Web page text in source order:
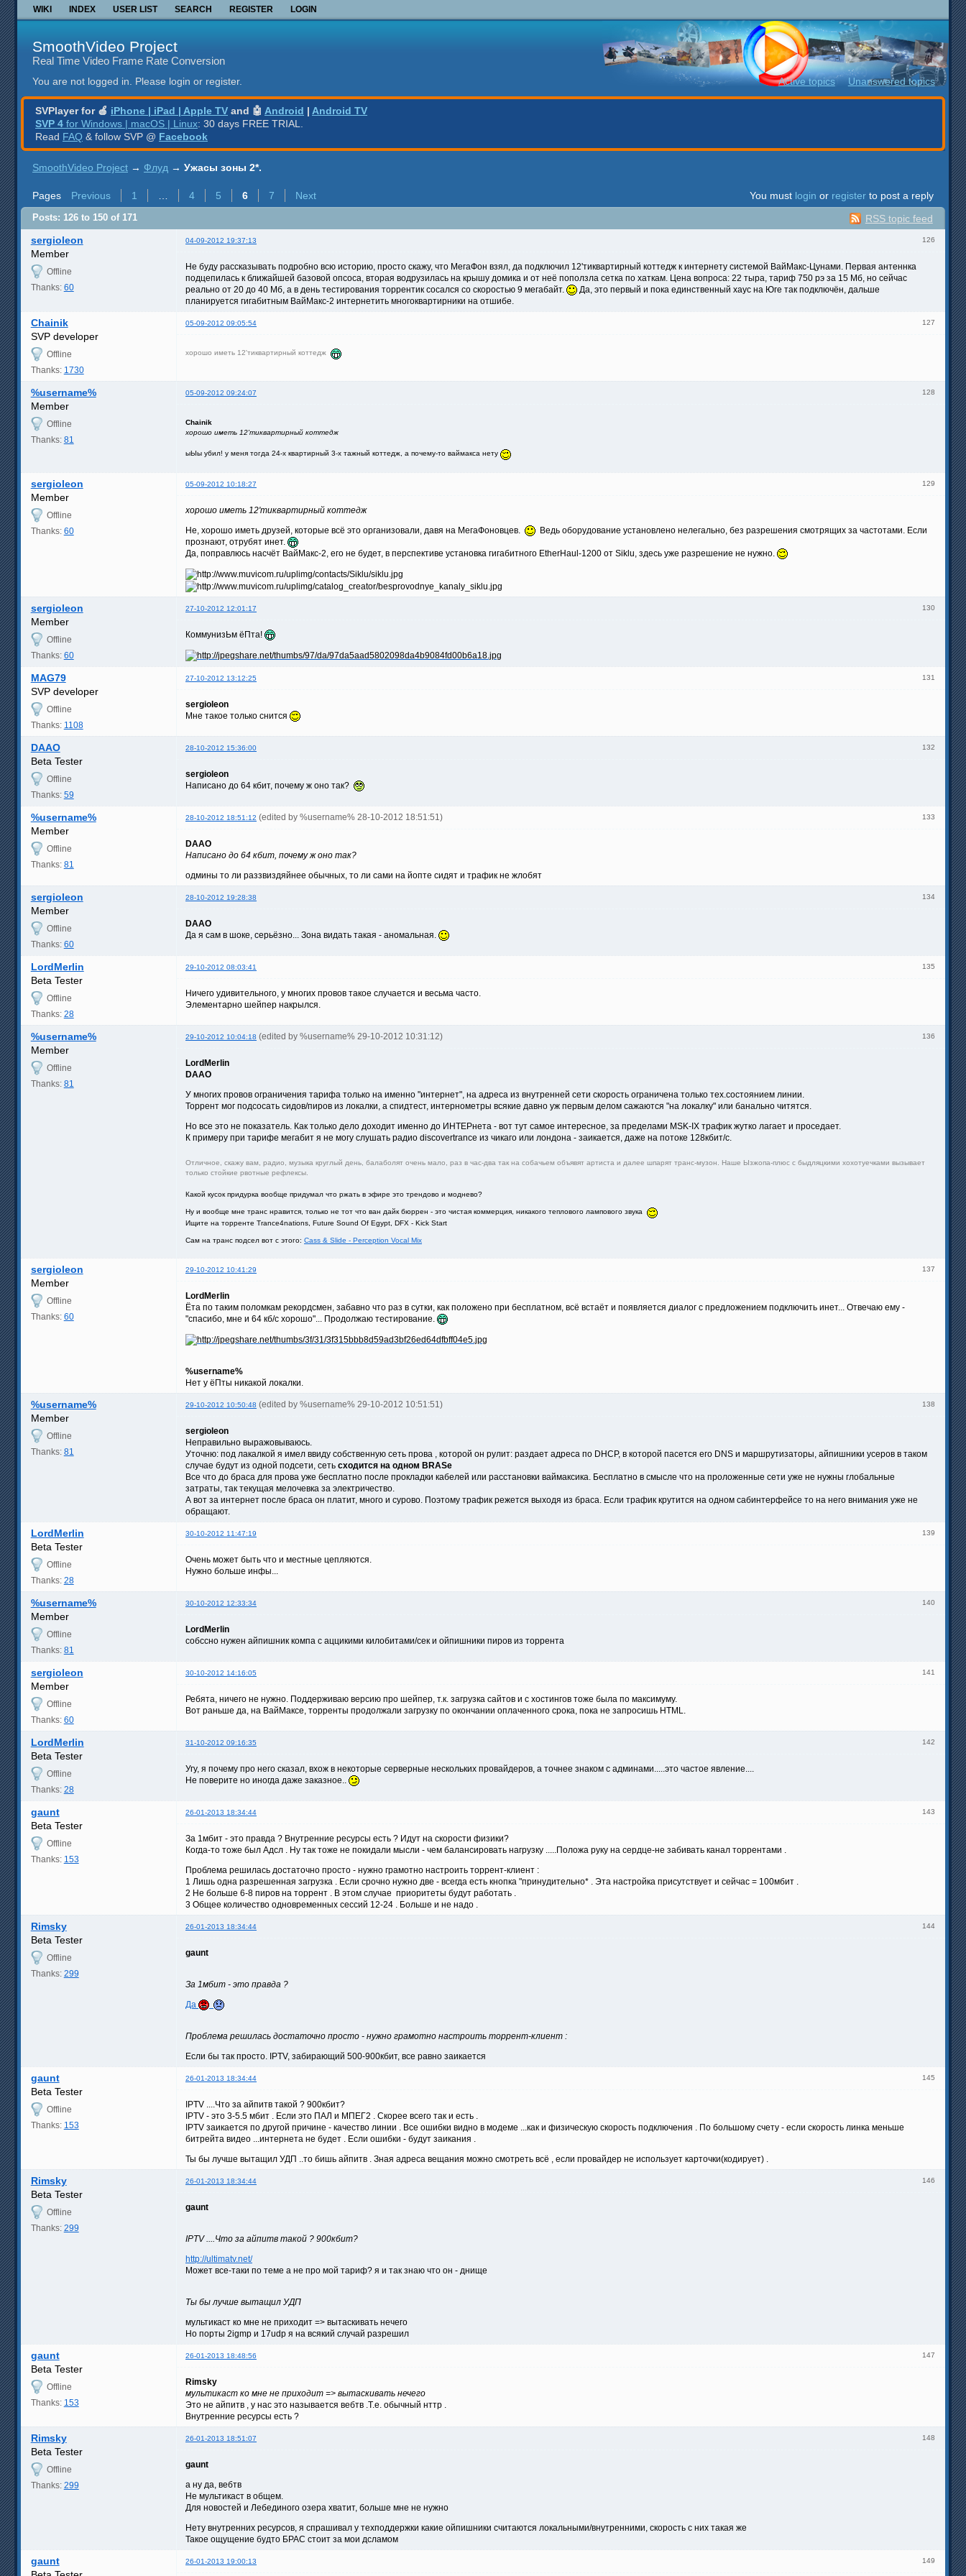
WIKI INDEX USER LIST SEARCH REGISTER LOGIN
SmoothVideo Project
Real Time Video Frame Rate Conversion
You are not logged in. Please login or register. Active topics Unanswered topics
SVPlayer for 🍎 iPhone | iPad | Apple TV and 🤖 Android | Android TV
SVP 4 for Windows | macOS | Linux: 30 days FREE TRIAL.
Read FAQ & follow SVP @ Facebook
SmoothVideo Project → Флуд → Ужасы зоны 2*.
Pages Previous 1 4 5 6 7 Next You must login or register to post a reply
RSS topic feed
Posts: 126 to 150 of 171
126
sergioleon 04-09-2012 19:37:13
Member
Offline
Thanks: 60
Не буду рассказывать подробно всю историю, просто скажу, что МегаФон взял, да подключил 12'тиквартирный коттедж к интернету системой ВайМакс-Цунами. Первая антеннка
подцепилась к ближайшей базовой опсоса, вторая водрузилась на крышу домика и от неё поползла сетка по хаткам. Цена вопроса: 22 тыра, тариф 750 рэ за 15 Мб, но сейчас
реально от 20 до 40 Мб, а в день тестирования торрентик сосался со скоростью 9 мегабайт.
Да, это первый и пока единственный хаус на Юге так подключён, дальше
планируется гигабитным ВайМакс-2 интернетить многоквартирники на отшибе.
127
Chainik 05-09-2012 09:05:54
SVP developer
Offline
Thanks: 1730
хорошо иметь 12'тиквартирный коттедж
128
%username% 05-09-2012 09:24:07
Member
Offline
Thanks: 81
Chainik
хорошо иметь 12'тиквартирный коттедж
ыЫы убил! у меня тогда 24-х квартирный 3-х тажный коттедж, а почему-то ваймакса нету
129
sergioleon 05-09-2012 10:18:27
Member
Offline
Thanks: 60
хорошо иметь 12'тиквартирный коттедж
Не, хорошо иметь друзей, которые всё это организовали, давя на МегаФоновцев.
Ведь оборудование установлено нелегально, без разрешения смотрящих за частотами. Если
прознают, отрубят инет.
Да, поправлюсь насчёт ВайМакс-2, его не будет, в перспективе установка гигабитного EtherHaul-1200 от Siklu, здесь уже разрешение не нужно.
130
sergioleon 27-10-2012 12:01:17
Member
Offline
Thanks: 60
КоммунизЬм ёПта!
131
MAG79 27-10-2012 13:12:25
SVP developer
Offline
Thanks: 1108
sergioleon
Мне такое только снится
132
DAAO 28-10-2012 15:36:00
Beta Tester
Offline
Thanks: 59
sergioleon
Написано до 64 кбит, почему ж оно так?
133
%username% 28-10-2012 18:51:12 (edited by %username% 28-10-2012 18:51:51)
Member
Offline
Thanks: 81
DAAO
Написано до 64 кбит, почему ж оно так?
одмины то ли раззвиздяйнее обычных, то ли сами на йопте сидят и трафик не жлобят
134
sergioleon 28-10-2012 19:28:38
Member
Offline
Thanks: 60
DAAO
Да я сам в шоке, серьёзно... Зона видать такая - аномальная.
135
LordMerlin 29-10-2012 08:03:41
Beta Tester
Offline
Thanks: 28
Ничего удивительного, у многих провов такое случается и весьма часто.
Элементарно шейпер накрылся.
136
%username% 29-10-2012 10:04:18 (edited by %username% 29-10-2012 10:31:12)
Member
Offline
Thanks: 81
LordMerlin
DAAO
У многих провов ограничения тарифа только на именно "интернет", на адреса из внутренней сети скорость ограничена только тех.состоянием линии.
Торрент мог подсосать сидов/пиров из локалки, а спидтест, интернометры всякие давно уж первым делом сажаются "на локалку" или банально читятся.
Но все это не показатель. Как только дело доходит именно до ИНТЕРнета - вот тут самое интересное, за пределами MSK-IX трафик жутко лагает и проседает.
К примеру при тарифе мегабит я не могу слушать радио discovertrance из чикаго или лондона - заикается, даже на потоке 128кбит/с.
Отличное, скажу вам, радио, музыка круглый день, балаболят очень мало, раз в час-два так на собачьем объявят артиста и далее шпарят транс-музон. Наше Ызжопа-плюс с быдляцкими хохотуечками вызывает
только стойкие рвотные рефлексы.
Какой кусок придурка вообще придумал что ржать в эфире это трендово и моднево?
Ну и вообще мне транс нравится, только не тот что ван дайк бюррен - это чистая коммерция, никакого теплового лампового звука
Ищите на торренте Trance4nations, Future Sound Of Egypt, DFX - Kick Start
Сам на транс подсел вот с этого: Cass & Slide - Perception Vocal Mix
137
sergioleon 29-10-2012 10:41:29
Member
Offline
Thanks: 60
LordMerlin
Ёта по таким поломкам рекордсмен, забавно что раз в сутки, как положено при бесплатном, всё встаёт и появляется диалог с предложением подключить инет... Отвечаю ему -
"спасибо, мне и 64 кб/с хорошо"... Продолжаю тестирование.
%username%
Нет у ёПты никакой локалки.
138
%username% 29-10-2012 10:50:48 (edited by %username% 29-10-2012 10:51:51)
Member
Offline
Thanks: 81
sergioleon
Неправильно выражовываюсь.
Уточню: под лакалкой я имел ввиду собственную сеть прова , которой он рулит: раздает адреса по DHCP, в которой пасется его DNS и маршрутизаторы, айпишники усеров в таком
случае будут из одной подсети, сеть сходится на одном BRASe
Все что до браса для прова уже бесплатно после прокладки кабелей или расстановки ваймаксика. Бесплатно в смысле что на проложенные сети уже не нужны глобальные
затраты, так текущая мелочевка за электричество.
А вот за интернет после браса он платит, много и сурово. Поэтому трафик режется выходя из браса. Если трафик крутится на одном сабинтерфейсе то на него внимания уже не
обращают.
139
LordMerlin 30-10-2012 11:47:19
Beta Tester
Offline
Thanks: 28
Очень может быть что и местные цепляются.
Нужно больше инфы...
140
%username% 30-10-2012 12:33:34
Member
Offline
Thanks: 81
LordMerlin
собссно нужен айпишник компа с аццикими килобитами/сек и ойпишники пиров из торрента
141
sergioleon 30-10-2012 14:16:05
Member
Offline
Thanks: 60
Ребята, ничего не нужно. Поддерживаю версию про шейпер, т.к. загрузка сайтов и с хостингов тоже была по максимуму.
Вот раньше да, на ВайМаксе, торренты продолжали загрузку по окончании оплаченного срока, пока не запросишь HTML.
142
LordMerlin 31-10-2012 09:16:35
Beta Tester
Offline
Thanks: 28
Угу, я почему про него сказал, вхож в некоторые серверные нескольких провайдеров, а точнее знаком с админами.....это частое явление....
Не поверите но иногда даже заказное..
143
gaunt 26-01-2013 18:34:44
Beta Tester
Offline
Thanks: 153
За 1мбит - это правда ? Внутренние ресурсы есть ? Идут на скорости физики?
Когда-то тоже был Адсл . Ну так тоже не покидали мысли - чем балансировать нагрузку .....Положа руку на сердце-не забивать канал торрентами .
Проблема решилась достаточно просто - нужно грамотно настроить торрент-клиент :
1 Лишь одна разрешенная загрузка . Если срочно нужно две - всегда есть кнопка "принудительно* . Эта настройка присутствует и сейчас = 100мбит .
2 Не больше 6-8 пиров на торрент . В этом случае приоритеты будут работать .
3 Общее количество одновременных сессий 12-24 . Больше и не надо .
144
Rimsky 26-01-2013 18:34:44
Beta Tester
Offline
Thanks: 299
gaunt
За 1мбит - это правда ?
Да
Проблема решилась достаточно просто - нужно грамотно настроить торрент-клиент :
Если бы так просто. IPTV, забирающий 500-900кбит, все равно заикается
145
gaunt 26-01-2013 18:34:44
Beta Tester
Offline
Thanks: 153
IPTV ....Что за айпитв такой ? 900кбит?
IPTV - это 3-5.5 мбит . Если это ПАЛ и МПЕГ2 . Скорее всего так и есть .
IPTV заикается по другой причине - качество линии . Все ошибки видно в модеме ...как и физическую скорость подключения . По большому счету - если скорость линка меньше
битрейта видео ...интернета не будет . Если ошибки - будут заикания .
Ты бы лучше вытащил УДП ..то бишь айпитв . Зная адреса вещания можно смотреть всё , если провайдер не использует карточки(кодирует) .
146
Rimsky 26-01-2013 18:34:44
Beta Tester
Offline
Thanks: 299
gaunt
IPTV ....Что за айпитв такой ? 900кбит?
http://ultimatv.net/
Может все-таки по теме а не про мой тариф? я и так знаю что он - днище
Ты бы лучше вытащил УДП
мультикаст ко мне не приходит => вытаскивать нечего
Но порты 2igmp и 17udp я на всякий случай разрешил
147
gaunt 26-01-2013 18:48:56
Beta Tester
Offline
Thanks: 153
Rimsky
мультикаст ко мне не приходит => вытаскивать нечего
Это не айпитв , у нас это называется вебтв .Т.е. обычный нттр .
Внутренние ресурсы есть ?
148
Rimsky 26-01-2013 18:51:07
Beta Tester
Offline
Thanks: 299
gaunt
а ну да, вебтв
Не мультикаст в общем.
Для новостей и Лебединого озера хватит, больше мне не нужно
Нету внутренних ресурсов, я спрашивал у техподдержки какие ойпишники считаются локальными/внутренними, скорость с них такая же
Такое ощущение будто БРАС стоит за мои дсламом
149
gaunt 26-01-2013 19:00:13